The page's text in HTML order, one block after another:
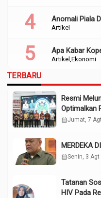
Artikel
Anomali Piala
Artikel Ekonomi
Apa Kabar
TERBARU
Resmi
Optimalkan
calendar_monthJumat, 7
MERDEKA
calendar_monthSenin, 3 Agt
Tatanan
HIV Pada